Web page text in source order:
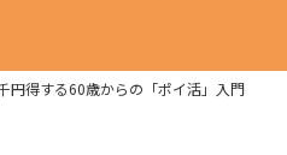
得する60歳からの「ポイ活」入門